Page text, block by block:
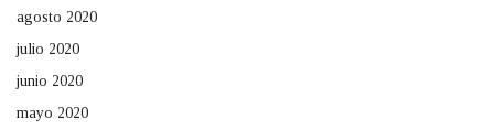
agosto 2020
julio 2020
junio 2020
mayo 2020